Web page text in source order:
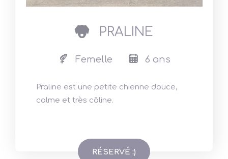
dog PRALINE
Femelle 6 ans
Praline est une petite chienne douce,
calme et très câline.